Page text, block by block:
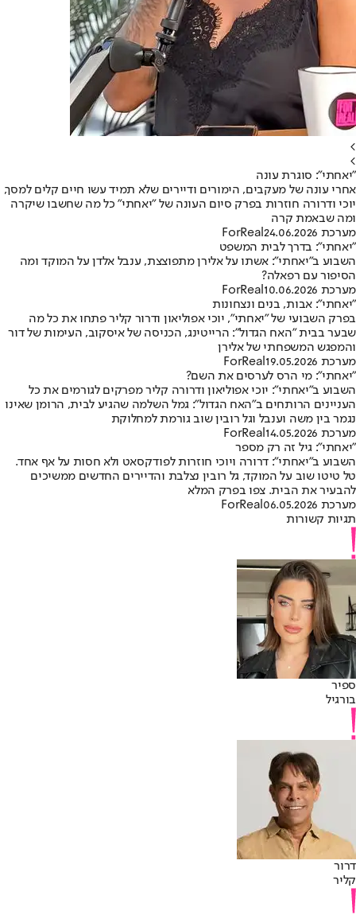
>
>
"יאחתי": סוגרת עונה
אחרי עונה של מעקבים, הימורים ודיירים שלא תמיד עשו חיים קלים למסך,
יוכי ודרורה חוזרות בפרק סיום העונה של "יאחתי" כל מה שחשבו שיקרה
ומה שבאמת קרה
מערכת ForReal 24.06.2026
"יאחתי": בדרך לבית המשפט
השבוע ב"יאחתי": אשתו על אלירן מתפוצצת, ענבל אלדן על המוקד ומה
הסיפור עם רפאלה?
מערכת ForReal 10.06.2026
"יאחתי": אבות, בנים ונצחונות
בפרק השבועי של "יאחתי", יוכי אפוליאון ודרור קליר פתחו את כל מה
שבער בבית "האח הגדול": הרייטינג, הכניסה של איסקוב, העימות של דור
והמפגש המשפחתי של אלירן
מערכת ForReal 19.05.2026
"יאחתי": מי הרס לערסים את השם?
השבוע ב"יאחתי": יוכי אפוליאון ודרורה קליר מפרקים לגורמים את כל
העניינים הרותחים ב"האח הגדול": גמל השלמה שהגיע לבית, הרומן שאינו
נגמר בין משה וענבל וגל רובין שוב גורמת למחלוקת
מערכת ForReal 14.05.2026
"יאחתי": גיל זה רק מספר
השבוע ב״יאחתי״: דרורה ויוכי חוזרות לפודקסאט ולא חסות על אף אחד.
טל טיטו שוב על המוקד, גל רובין נצלבת והדיירים החדשים ממשיכים
להבעיר את הבית. צפו בפרק המלא
מערכת ForReal 06.05.2026
תגיות קשורות
ספיר
בורגיל
דרור
קליר